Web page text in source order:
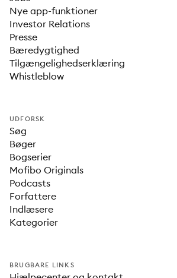
Nye app-funktioner
Investor Relations
Presse
Bæredygtighed
Tilgængelighedserklæring
Whistleblow
UDFORSK
Søg
Bøger
Bogserier
Mofibo Originals
Podcasts
Forfattere
Indlæsere
Kategorier
BRUGBARE LINKS